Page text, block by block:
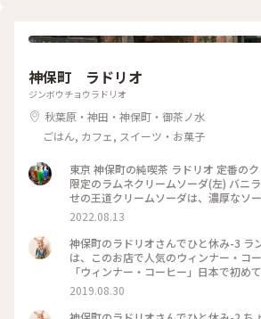
´꒳ `●)＊* あぁ、美味しいな😋 ちなみに、私は10時半のオー
カレー#ボンディ#ビーフカレー#じゃが
ードもらってアトムマンホールまで歩く
神保町 ラドリオ
ジンボウチョウラドリオ
秋葉原・神田・神保町・御茶ノ水
ごはん, カフェ, スイーツ・お菓子
東京 神保町の純喫茶 ラドリオ 定番の
限定のラムネクリームソーダ(左) バニラアイスとさくらんぼの
せの王道クリームソーダは、濃厚なソ
ゃ美味しい、懐かしさを感じる味わい
ソーダは、ラムネ味の爽やかな甘さの
好みでレモンを絞って入れると、あま
スされてすっきりした味わいになります✨ #私のことり
2022 #喫茶店 #クリームソーダ
2022.08.13
神保町のラドリオさんでひと休み-3 ラ
は、このお店で人気のウィンナー・コ
「ウィンナー・コーヒー」日本で初め
す。 苦味、酸味も感じるコーヒーとク
絶妙なバランスでさすがに美味しい〜
ンやジャズの音楽が流れ、落ち着いた
2019.08.30